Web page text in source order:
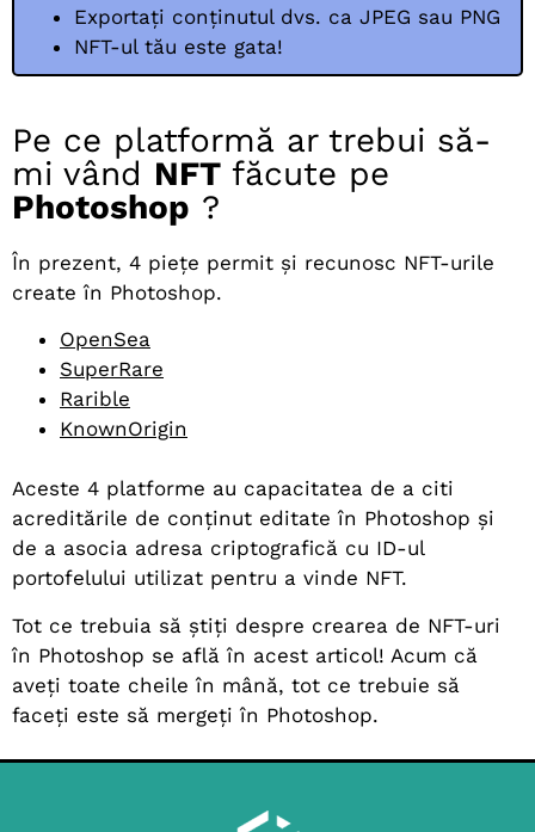
Exportați conținutul dvs. ca JPEG sau PNG
NFT-ul tău este gata!
Pe ce platformă ar trebui să-
mi vând NFT făcute pe
Photoshop ?
În prezent, 4 piețe permit și recunosc NFT-urile
create în Photoshop.
OpenSea
SuperRare
Rarible
KnownOrigin
Aceste 4 platforme au capacitatea de a citi
acreditările de conținut editate în Photoshop și
de a asocia adresa criptografică cu ID-ul
portofelului utilizat pentru a vinde NFT.
Tot ce trebuia să știți despre crearea de NFT-uri
în Photoshop se află în acest articol! Acum că
aveți toate cheile în mână, tot ce trebuie să
faceți este să mergeți în Photoshop.